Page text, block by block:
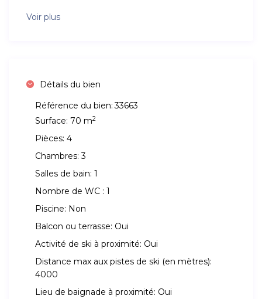
Voir plus
Détails du bien
Référence du bien: 33663
Surface: 70 m2
Pièces: 4
Chambres: 3
Salles de bain: 1
Nombre de WC : 1
Piscine: Non
Balcon ou terrasse: Oui
Activité de ski à proximité: Oui
Distance max aux pistes de ski (en mètres):
4000
Lieu de baignade à proximité: Oui